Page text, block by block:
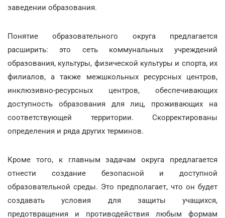
заведении образования.
Понятие образовательного округа предлагается
расширить: это сеть коммунальных учреждений
образования, культуры, физической культуры и спорта, их
филиалов, а также межшкольных ресурсных центров,
инклюзивно-ресурсных центров, обеспечивающих
доступность образования для лиц, проживающих на
соответствующей территории. Скорректированы
определения и ряда других терминов.
Кроме того, к главным задачам округа предлагается
отнести создание безопасной и доступной
образовательной среды. Это предполагает, что он будет
создавать условия для защиты учащихся,
предотвращения и противодействия любым формам